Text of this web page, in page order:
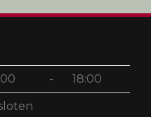
- 18:00